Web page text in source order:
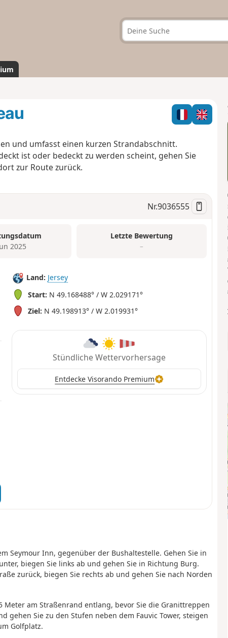
und umfasst einen kurzen Strandabschnitt.
ist oder bedeckt zu werden scheint, gehen Sie
zur Route zurück.
Nr.9036555
2025
Letzte Bewertung
–
Land: Jersey
Start: N 49.168488° / W 2.029171°
Ziel: N 49.198913° / W 2.019931°
Stündliche Wettervorhersage
Entdecke Visorando Premium
Seymour Inn, gegenüber der Bushaltestelle. Gehen Sie in
biegen Sie links ab und gehen Sie in Richtung Burg.
zurück, biegen Sie rechts ab und gehen Sie nach Norden
Meter am Straßenrand entlang, bevor Sie die Granittreppen
Sie zu den Stufen neben dem Fauvic Tower, steigen
Golfplatz.